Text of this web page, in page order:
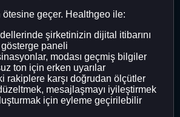
ötesine geçer. Healthgeo ile:
şirketinizin dijital itibarını
paneli
modası geçmiş bilgiler
ton için erken uyarılar
rakiplere karşı doğrudan ölçütler
mesajlaşmayı iyileştirmek
için eyleme geçirilebilir